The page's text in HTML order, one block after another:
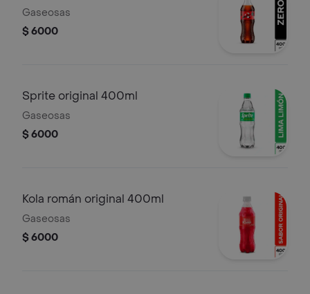
Gaseosas
$ 6000
Sprite original 400ml
Gaseosas
$ 6000
Kola román original 400ml
Gaseosas
$ 6000